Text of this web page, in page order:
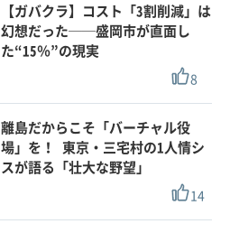
【ガバクラ】コスト「3割削減」は
幻想だった──盛岡市が直面し
た“15％”の現実
8
離島だからこそ「バーチャル役
場」を！ 東京・三宅村の1人情シ
スが語る「壮大な野望」
14